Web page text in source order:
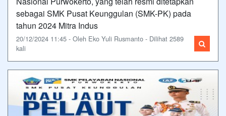
sebagai SMK Pusat Keunggulan (SMK-PK) pada
tahun 2024 Mitra Indus
20/12/2024 11:45 - Oleh Eko Yuli Rusmanto - Dilihat 2589
kali